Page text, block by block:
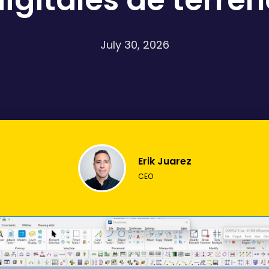
July 30, 2026
Erik Juarez
CEO